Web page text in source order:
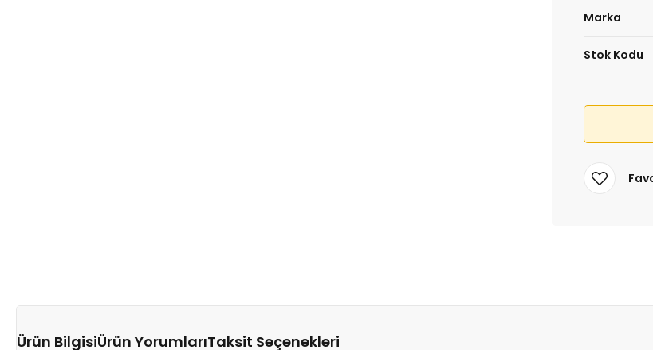
Marka
Stok Kodu
Ürün BilgisiÜrün YorumlarıTaksit Seçenekleri